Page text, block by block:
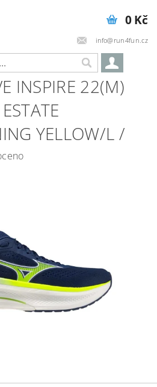
info@run4fun.cz
0 Kč
INSPIRE 22(M)
YELLOW/L /